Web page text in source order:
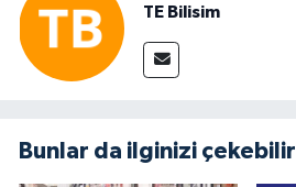
TE Bilisim
Bunlar da ilginizi çekebilir